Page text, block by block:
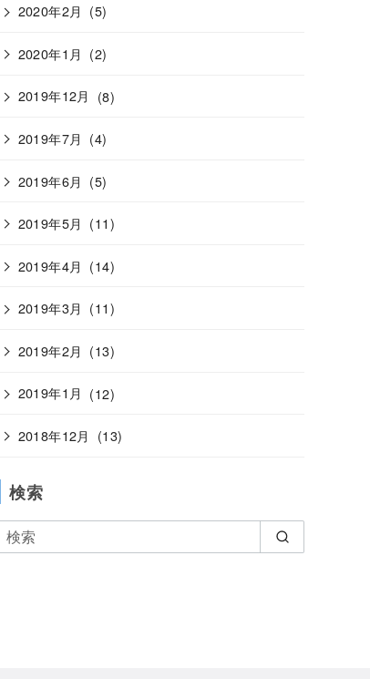
2020年2月 (5)
2020年1月 (2)
2019年12月 (8)
2019年7月 (4)
2019年6月 (5)
2019年5月 (11)
2019年4月 (14)
2019年3月 (11)
2019年2月 (13)
2019年1月 (12)
2018年12月 (13)
検索